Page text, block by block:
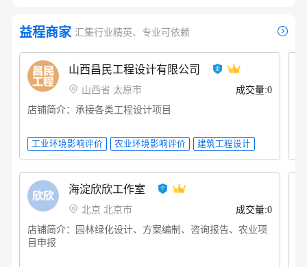
益程商家 汇集行业精英、专业可依赖
山西昌民工程设计有限公司
山西省 太原市
成交量:0
店铺简介：承接各类工程设计项目
海淀欣欣工作室
北京 北京市
成交量:0
店铺简介：园林绿化设计、方案编制、咨询报告、农业项
目申报